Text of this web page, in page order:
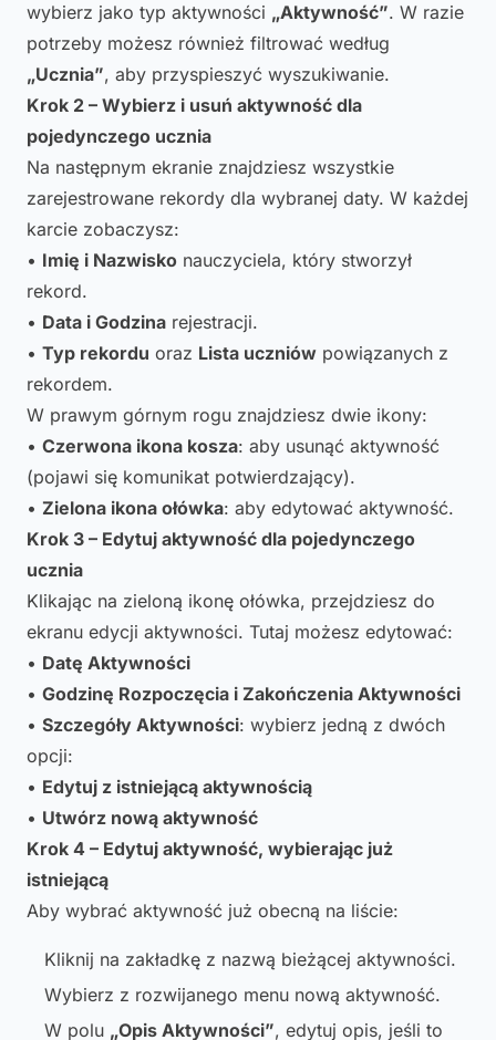
wybierz jako typ aktywności „Aktywność”. W razie
potrzeby możesz również filtrować według
„Ucznia”, aby przyspieszyć wyszukiwanie.
Krok 2 – Wybierz i usuń aktywność dla
pojedynczego ucznia
Na następnym ekranie znajdziesz wszystkie
zarejestrowane rekordy dla wybranej daty. W każdej
karcie zobaczysz:
• Imię i Nazwisko nauczyciela, który stworzył
rekord.
• Data i Godzina rejestracji.
• Typ rekordu oraz Lista uczniów powiązanych z
rekordem.
W prawym górnym rogu znajdziesz dwie ikony:
• Czerwona ikona kosza: aby usunąć aktywność
(pojawi się komunikat potwierdzający).
• Zielona ikona ołówka: aby edytować aktywność.
Krok 3 – Edytuj aktywność dla pojedynczego
ucznia
Klikając na zieloną ikonę ołówka, przejdziesz do
ekranu edycji aktywności. Tutaj możesz edytować:
• Datę Aktywności
• Godzinę Rozpoczęcia i Zakończenia Aktywności
• Szczegóły Aktywności: wybierz jedną z dwóch
opcji:
• Edytuj z istniejącą aktywnością
• Utwórz nową aktywność
Krok 4 – Edytuj aktywność, wybierając już
istniejącą
Aby wybrać aktywność już obecną na liście:
Kliknij na zakładkę z nazwą bieżącej aktywności.
Wybierz z rozwijanego menu nową aktywność.
W polu „Opis Aktywności”, edytuj opis, jeśli to